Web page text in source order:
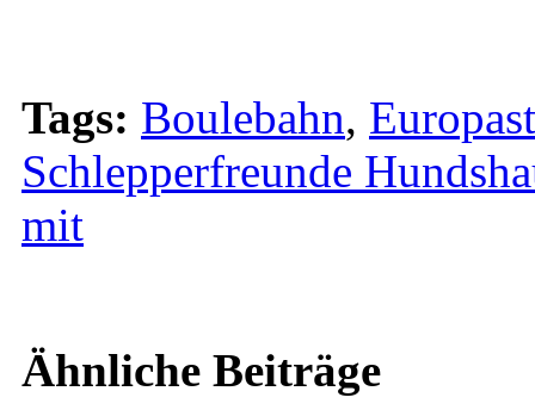
Tags: Boulebahn,
Schlepperfreunde
mit
Ähnliche Beiträge